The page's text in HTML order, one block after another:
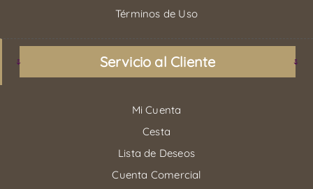
Términos de Uso
Servicio al Cliente
Mi Cuenta
Cesta
Lista de Deseos
Cuenta Comercial